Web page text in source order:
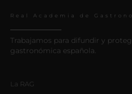
Real Academia de
Trabajamos para difundir y
gastronómica española.
La RAG